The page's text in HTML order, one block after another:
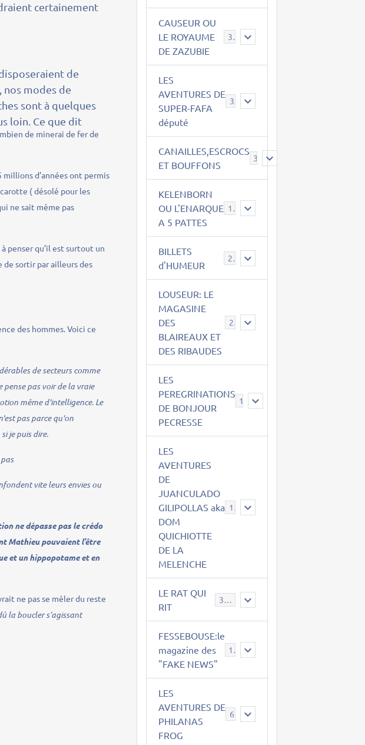
certainement
de
nos modes de
sont à quelques
loin. Ce que dit
de minerai de fer de
d’années ont permis
( désolé pour les
ne sait même pas
penser qu’il est surtout un
sortir par ailleurs des
des hommes. Voici ce
de secteurs comme
pas voir de la vraie
même d'intelligence. Le
pas parce qu'on
je puis dire.
vite leurs envies ou
ne dépasse pas le crédo
Mathieu pouvaient l’être
et un hippopotame et en
ne pas se mêler du reste
la boucler s’agissant
CAUSEUR OU
LE ROYAUME
DE ZAZUBIE
38
LES
AVENTURES DE
SUPER-FAFA
député
CANAILLES,ESCROCS
ET BOUFFONS
385
KELENBORN
OU L'ENARQUE
A 5 PATTES
14
BILLETS
d'HUMEUR
2
LOUSEUR: LE
MAGASINE
DES
BLAIREAUX ET
DES RIBAUDES
21
LES
PEREGRINATIONS
DE BONJOUR
PECRESSE
14
LES
AVENTURES
DE
JUANCULADO
GILIPOLLAS aka
DOM
QUICHIOTTE
DE LA
MELENCHE
119
LE RAT QUI
RIT
395
FESSEBOUSE:le
magazine des
"FAKE NEWS"
19
LES
AVENTURES DE
PHILANAS
FROG